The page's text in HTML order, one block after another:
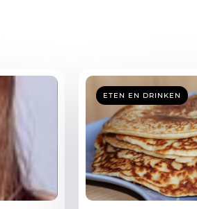
ETEN EN DRINKEN